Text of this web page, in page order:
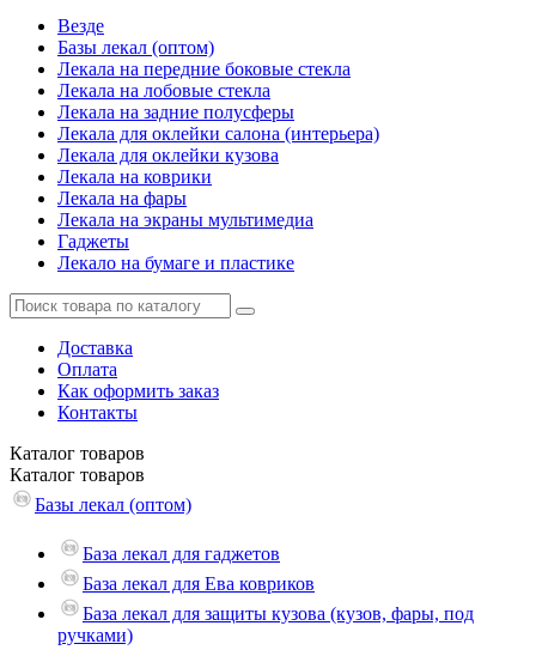
Везде
Базы лекал (оптом)
Лекала на передние боковые стекла
Лекала на лобовые стекла
Лекала на задние полусферы
Лекала для оклейки салона (интерьера)
Лекала для оклейки кузова
Лекала на коврики
Лекала на фары
Лекала на экраны мультимедиа
Гаджеты
Лекало на бумаге и пластике
Доставка
Оплата
Как оформить заказ
Контакты
Каталог товаров
Каталог товаров
Базы лекал (оптом)
База лекал для гаджетов
База лекал для Ева ковриков
База лекал для защиты кузова (кузов, фары, под
ручками)